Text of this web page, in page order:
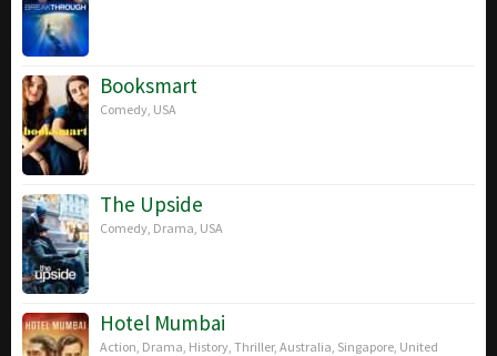
Booksmart
Comedy USA
The Upside
Comedy Drama USA
Hotel Mumbai
Action Drama History Thriller, Australia Singapore United